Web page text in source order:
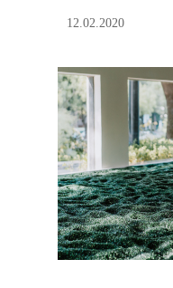
12.02.2020